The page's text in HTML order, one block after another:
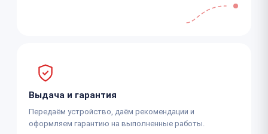
Выдача и гарантия
Передаём устройство, даём рекомендации и
оформляем гарантию на выполненные работы.